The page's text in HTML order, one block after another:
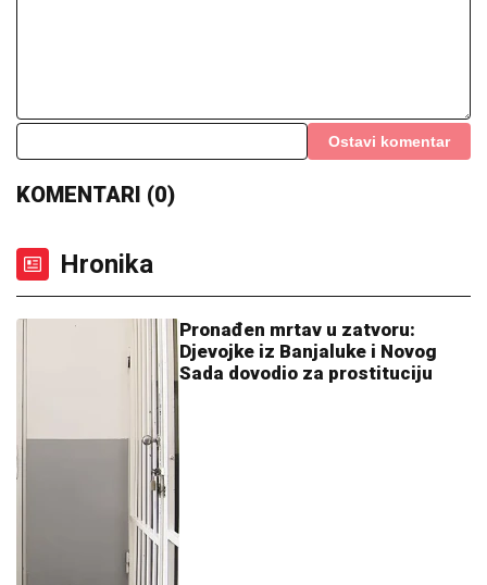
Ostavi komentar
KOMENTARI (0)
Hronika
Pronađen mrtav u zatvoru:
Djevojke iz Banjaluke i Novog
Sada dovodio za prostituciju